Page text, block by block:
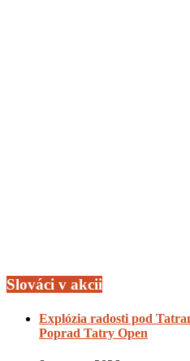
Slováci v akcii
Explózia radosti pod
Poprad Tatry Open